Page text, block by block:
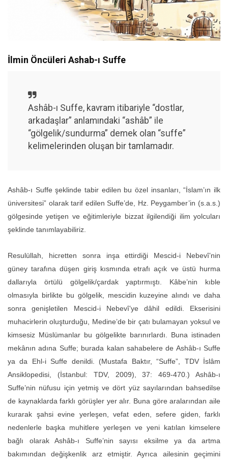
İlmin Öncüleri Ashab-ı Suffe
Ashâb-ı Suffe, kavram itibariyle “dostlar,
arkadaşlar” anlamındaki “ashâb” ile
“gölgelik/sundurma” demek olan “suffe”
kelimelerinden oluşan bir tamlamadır.
Ashâb-ı Suffe şeklinde tabir edilen bu özel insanları, “İslam’ın ilk
üniversitesi” olarak tarif edilen Suffe’de, Hz. Peygamber’in (s.a.s.)
gölgesinde yetişen ve eğitimleriyle bizzat ilgilendiği ilim yolcuları
şeklinde tanımlayabiliriz.
Resulüllah, hicretten sonra inşa ettirdiği Mescid-i Nebevî’nin
güney tarafına düşen giriş kısmında etrafı açık ve üstü hurma
dallarıyla örtülü gölgelik/çardak yaptırmıştı. Kâbe’nin kıble
olmasıyla birlikte bu gölgelik, mescidin kuzeyine alındı ve daha
sonra genişletilen Mescid-i Nebevî’ye dâhil edildi. Ekserisini
muhacirlerin oluşturduğu, Medine’de bir çatı bulamayan yoksul ve
kimsesiz Müslümanlar bu gölgelikte barınırlardı. Buna istinaden
mekânın adına Suffe; burada kalan sahabelere de Ashâb-ı Suffe
ya da Ehl-i Suffe denildi. (Mustafa Baktır, “Suffe”, TDV İslâm
Ansiklopedisi, (İstanbul: TDV, 2009), 37: 469-470.) Ashâb-ı
Suffe’nin nüfusu için yetmiş ve dört yüz sayılarından bahsedilse
de kaynaklarda farklı görüşler yer alır. Buna göre aralarından aile
kurarak şahsi evine yerleşen, vefat eden, sefere giden, farklı
nedenlerle başka muhitlere yerleşen ve yeni katılan kimselere
bağlı olarak Ashâb-ı Suffe’nin sayısı eksilme ya da artma
bakımından değişkenlik arz etmiştir. Ayrıca ailesinin geçimini